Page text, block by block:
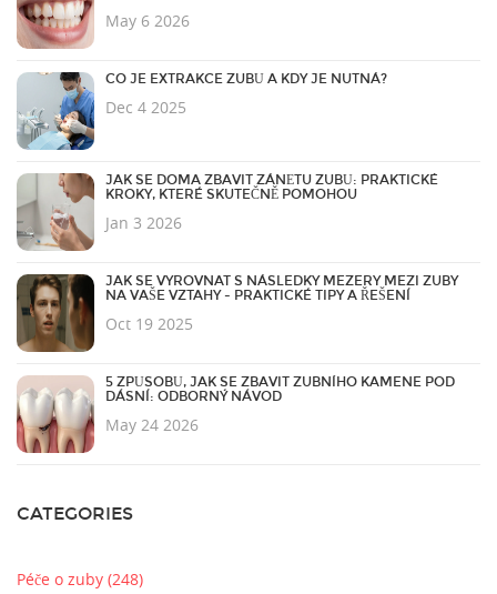
May 6 2026
CO JE EXTRAKCE ZUBŮ A KDY JE NUTNÁ?
Dec 4 2025
JAK SE DOMA ZBAVIT ZÁNĚTU ZUBŮ: PRAKTICKÉ
KROKY, KTERÉ SKUTEČNĚ POMOHOU
Jan 3 2026
JAK SE VYROVNAT S NÁSLEDKY MEZERY MEZI ZUBY
NA VAŠE VZTAHY - PRAKTICKÉ TIPY A ŘEŠENÍ
Oct 19 2025
5 ZPŮSOBŮ, JAK SE ZBAVIT ZUBNÍHO KAMENE POD
DÁSNÍ: ODBORNÝ NÁVOD
May 24 2026
CATEGORIES
Péče o zuby (248)